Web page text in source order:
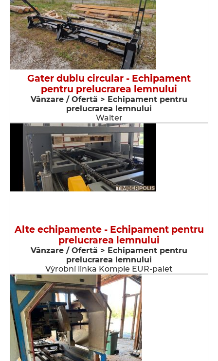
Gater dublu circular - Echipament
pentru prelucrarea lemnului
Vânzare / Ofertă > Echipament pentru
prelucrarea lemnului
Walter
Alte echipamente - Echipament pentru
prelucrarea lemnului
Vânzare / Ofertă > Echipament pentru
prelucrarea lemnului
Výrobní linka Komple EUR-palet